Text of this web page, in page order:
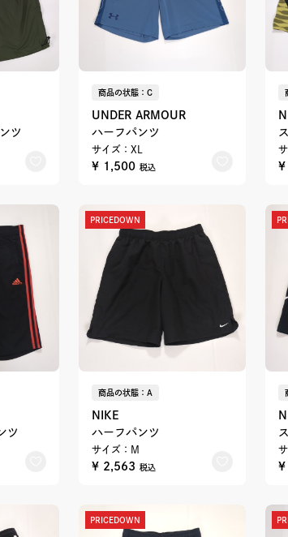
ツ
商品の状態：C
UNDER ARMOUR
ハーフパンツ
サイズ：XL
¥ 1,500 税込 ¥
ツ
PRICEDOWN
商品の状態：A
NIKE
ハーフパンツ
サイズ：M
¥ 2,563 税込 ¥
PRICEDOWN